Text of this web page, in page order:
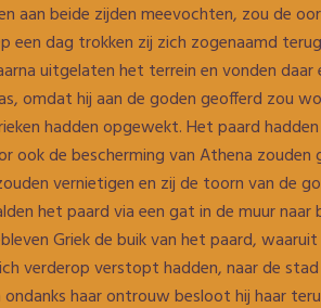
aan beide zijden meevochten, zou de
een dag trokken zij zich zogenaamd
uitgelaten het terrein en vonden
omdat hij aan de goden geofferd zou
hadden opgewekt. Het paard
ook de bescherming van Athena
vernietigen en zij de toorn van de
het paard via een gat in de muur
Griek de buik van het paard,
verderop verstopt hadden, naar de
haar ontrouw besloot hij haar